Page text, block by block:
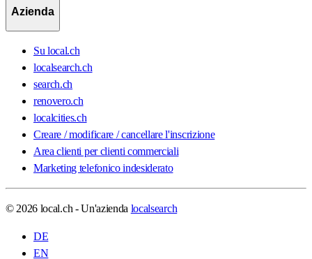
Azienda
Su local.ch
localsearch.ch
search.ch
renovero.ch
localcities.ch
Creare / modificare / cancellare l'inscrizione
Area clienti per clienti commerciali
Marketing telefonico indesiderato
© 2026 local.ch - Un'azienda localsearch
DE
EN